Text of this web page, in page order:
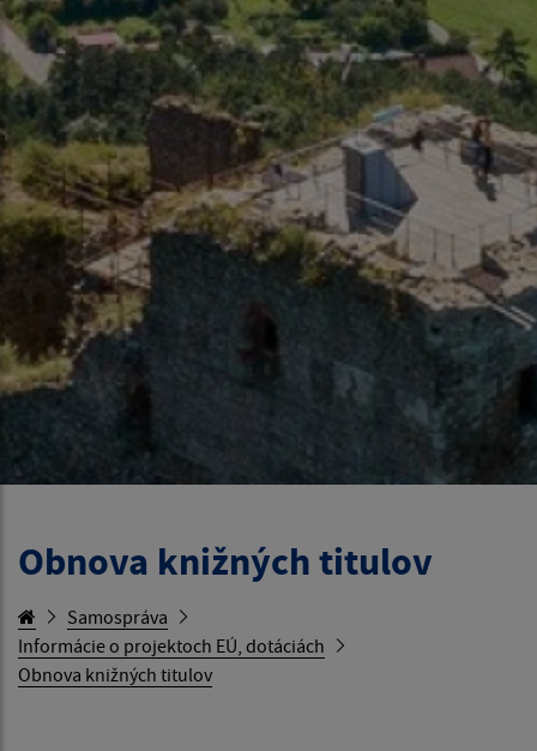
Obnova knižných titulov
Samospráva
Informácie o projektoch EÚ, dotáciách
Obnova knižných titulov